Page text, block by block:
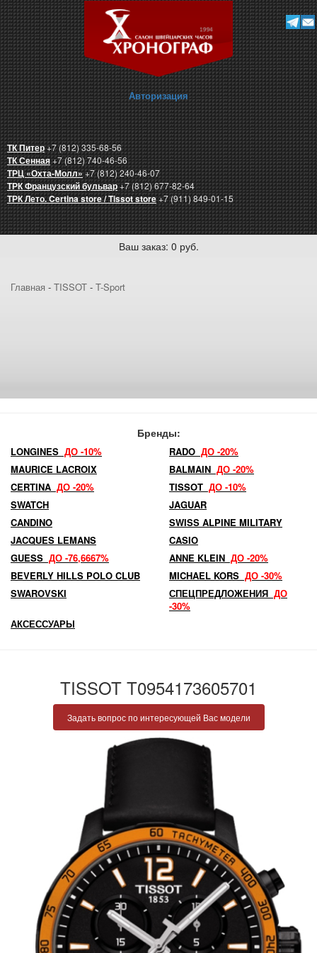
Авторизация
ТК Питер+7 (812) 335-68-56
ТК Сенная+7 (812) 740-46-56
ТРЦ «Охта-Молл»+7 (812) 240-46-07
ТРК Французский бульвар+7 (812) 677-82-64
ТРК Лето. Certina store / Tissot store+7 (911) 849-01-15
Ваш заказ: 0 руб.
Главная - TISSOT - T-Sport
Бренды:
LONGINES ДО -10% RADO ДО -20%
MAURICE LACROIX
BALMAIN ДО -20%
CERTINA ДО -20% TISSOT ДО -10%
SWATCH
JAGUAR
CANDINO
SWISS ALPINE MILITARY
JACQUES LEMANS
CASIO
GUESS ДО -76,6667% ANNE KLEIN ДО -20%
BEVERLY HILLS POLO CLUB
MICHAEL KORS ДО -30%
SWAROVSKI
СПЕЦПРЕДЛОЖЕНИЯ ДО
-30%
АКСЕССУАРЫ
TISSOT T0954173605701
Задать вопрос по интересующей Вас модели